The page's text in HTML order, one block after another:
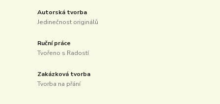
Autorská tvorba
Jedinečnost originálů
Ruční práce
Tvořeno s Radostí
Zakázková tvorba
Tvorba na přání